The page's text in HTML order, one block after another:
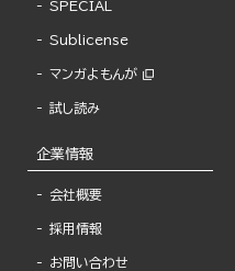
SPECIAL
Sublicense
マンガよもんが
試し読み
企業情報
会社概要
採用情報
お問い合わせ